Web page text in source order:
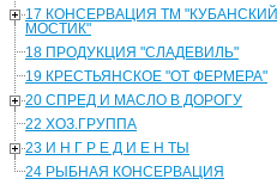
17 КОНСЕРВАЦИЯ ТМ "КУБАНСКИЙ
МОСТИК"
18 ПРОДУКЦИЯ "СЛАДЕВИЛЬ"
19 КРЕСТЬЯНСКОЕ "ОТ ФЕРМЕРА"
20 СПРЕД И МАСЛО В ДОРОГУ
22 ХОЗ.ГРУППА
23 И Н Г Р Е Д И Е Н ТЫ
24 РЫБНАЯ КОНСЕРВАЦИЯ